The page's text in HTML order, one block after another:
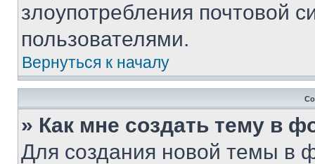
злоупотребления почтовой
пользователями.
Вернуться к началу
» Как мне создать тему в
Для создания новой темы в